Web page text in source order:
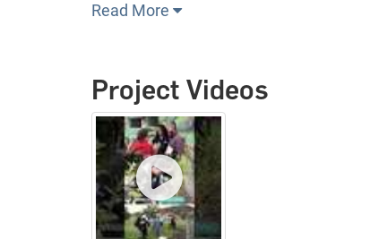
Read More
Project Videos